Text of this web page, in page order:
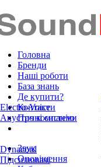
Головна
Бренди
Наші роботи
База знань
Де купити?
Контакти
Про компанію
Звук
Оповіщення
Electro-Voice
Акустичні системи
Dynacord
Підсилювачі